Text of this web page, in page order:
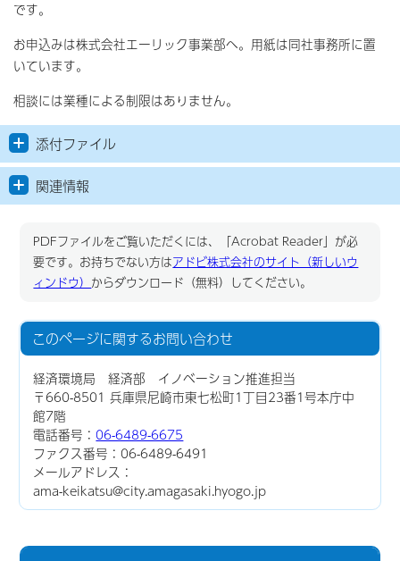
です。
お申込みは株式会社エーリック事業部へ。用紙は同社事務所に置
いています。
相談には業種による制限はありません。
添付ファイル
関連情報
PDFファイルをご覧いただくには、「Acrobat Reader」が必
要です。お持ちでない方はアドビ株式会社のサイト（新しいウ
ィンドウ） からダウンロード（無料）してください。
このページに関するお問い合わせ
経済環境局 経済部 イノベーション推進担当
〒660-8501 兵庫県尼崎市東七松町1丁目23番1号本庁中
館7階
電話番号：06-6489-6675
ファクス番号：06-6489-6491
メールアドレス：
ama-keikatsu@city.amagasaki.hyogo.jp